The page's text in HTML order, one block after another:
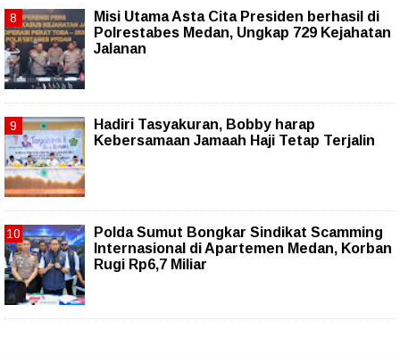
Misi Utama Asta Cita Presiden berhasil di
Polrestabes Medan, Ungkap 729 Kejahatan
Jalanan
Hadiri Tasyakuran, Bobby harap
Kebersamaan Jamaah Haji Tetap Terjalin
Polda Sumut Bongkar Sindikat Scamming
Internasional di Apartemen Medan, Korban
Rugi Rp6,7 Miliar